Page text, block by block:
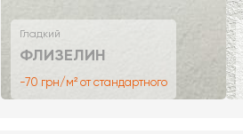
Гладкий
ФЛИЗЕЛИН
-70 грн/м² от стандартного